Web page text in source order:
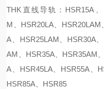
THK直线导轨：HSR15A
M、HSR20LA、HSR20LAM
A、HSR25LAM、HSR30A
AM、HSR35A、HSR35AM
A、HSR45LA、HSR55A、
HSR85A、HSR85